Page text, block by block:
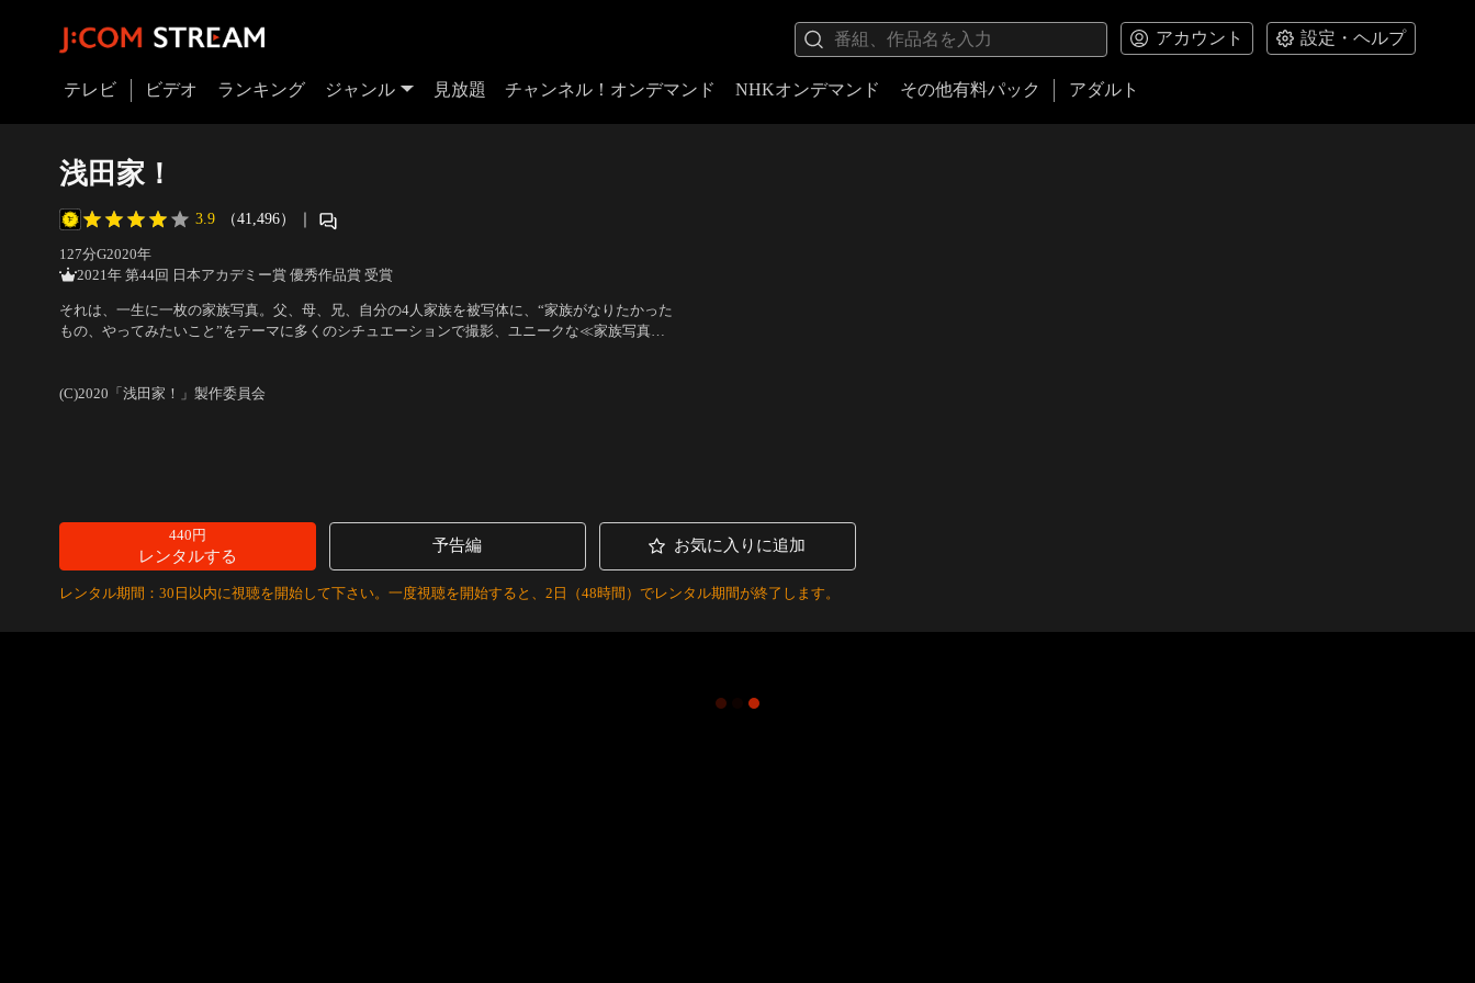
アカウント 設定・ヘルプ
テレビ ビデオ ランキング ジャンル 見放題 チャンネル！オンデマンド NHKオンデマンド その他有料パック アダルト
浅田家！
3.9 （41,496） ｜
127分G2020年
2021年 第44回 日本アカデミー賞 優秀作品賞 受賞
それは、一生に一枚の家族写真。父、母、兄、自分の4人家族を被写体に、“家族がなりたかった
もの、やってみたいこと”をテーマに多くのシチュエーションで撮影、ユニークな≪家族写真≫
(C)2020「浅田家！」製作委員会
440円
レンタルする
予告編 お気に入りに追加
レンタル期間：30日以内に視聴を開始して下さい。一度視聴を開始すると、2日（48時間）でレンタル期間が終了します。